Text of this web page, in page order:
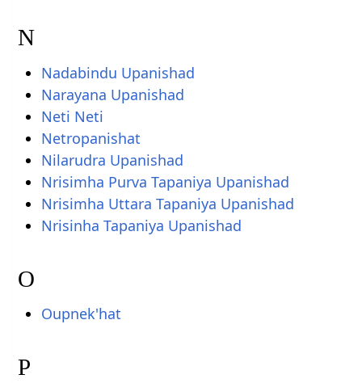
N
Nadabindu Upanishad
Narayana Upanishad
Neti Neti
Netropanishat
Nilarudra Upanishad
Nrisimha Purva Tapaniya Upanishad
Nrisimha Uttara Tapaniya Upanishad
Nrisinha Tapaniya Upanishad
O
Oupnek'hat
P